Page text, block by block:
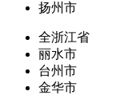
扬州市
全浙江省
丽水市
台州市
金华市